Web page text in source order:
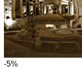
-5%